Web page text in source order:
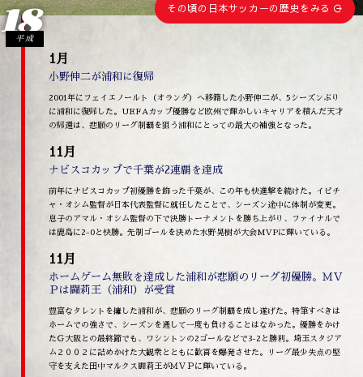
その頃の日本サッカーの歴史をみる
18
平成
1月
小野伸二が浦和に復帰
2001年にフェイエノールト（オランダ）へ移籍した小野伸二が、5シーズンぶり
に浦和に復帰した。UEFAカップ優勝など欧州で輝かしいキャリアを積んだ天才
の帰還は、悲願のリーグ制覇を狙う浦和にとっての最大の補強となった。
11月
ナビスコカップで千葉が2連覇を達成
前年にナビスコカップ初優勝を飾った千葉が、この年も快進撃を続けた。イビチ
ャ・オシム監督が日本代表監督に就任したことで、シーズン途中に体制が変更。
息子のアマル・オシム監督の下で決勝トーナメントを勝ち上がり、ファイナルで
は鹿島に2-0と快勝。先制ゴールを決めた水野晃樹が大会MVPに輝いている。
11月
ホームゲーム無敗を達成した浦和が悲願のリーグ初優勝。ＭＶ
Ｐは闘莉王（浦和）が受賞
豊富なタレントを擁した浦和が、悲願のリーグ制覇を成し遂げた。特筆すべきは
ホームでの強さで、シーズンを通して一度も負けることはなかった。優勝をかけ
たＧ大阪との最終節でも、ワシントンの2ゴールなどで3-2と勝利。埼玉スタジア
ム２００２に詰めかけた大観衆とともに歓喜を爆発させた。リーグ最少失点の堅
守を支えた田中マルクス闘莉王がＭＶＰに輝いている。